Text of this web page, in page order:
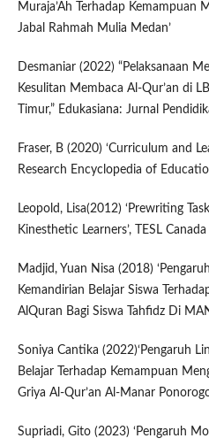
Muraja’Ah Terhadap Kemampuan
Jabal Rahmah Mulia Medan’
Desmaniar (2022) “Pelaksanaan
Kesulitan Membaca Al-Qur’an di
Timur,” Edukasiana: Jurnal
Fraser, B (2020) ‘Curriculum and
Research Encyclopedia of
Leopold, Lisa(2012) ‘Prewriting
Kinesthetic Learners’, TESL
Madjid, Yuan Nisa (2018)
Kemandirian Belajar Siswa
AlQuran Bagi Siswa Tahfidz Di
Soniya Cantika (2022)‘Pengaruh
Belajar Terhadap Kemampuan
Griya Al-Qur’an Al-Manar
Supriadi, Gito (2023) ‘Pengaruh